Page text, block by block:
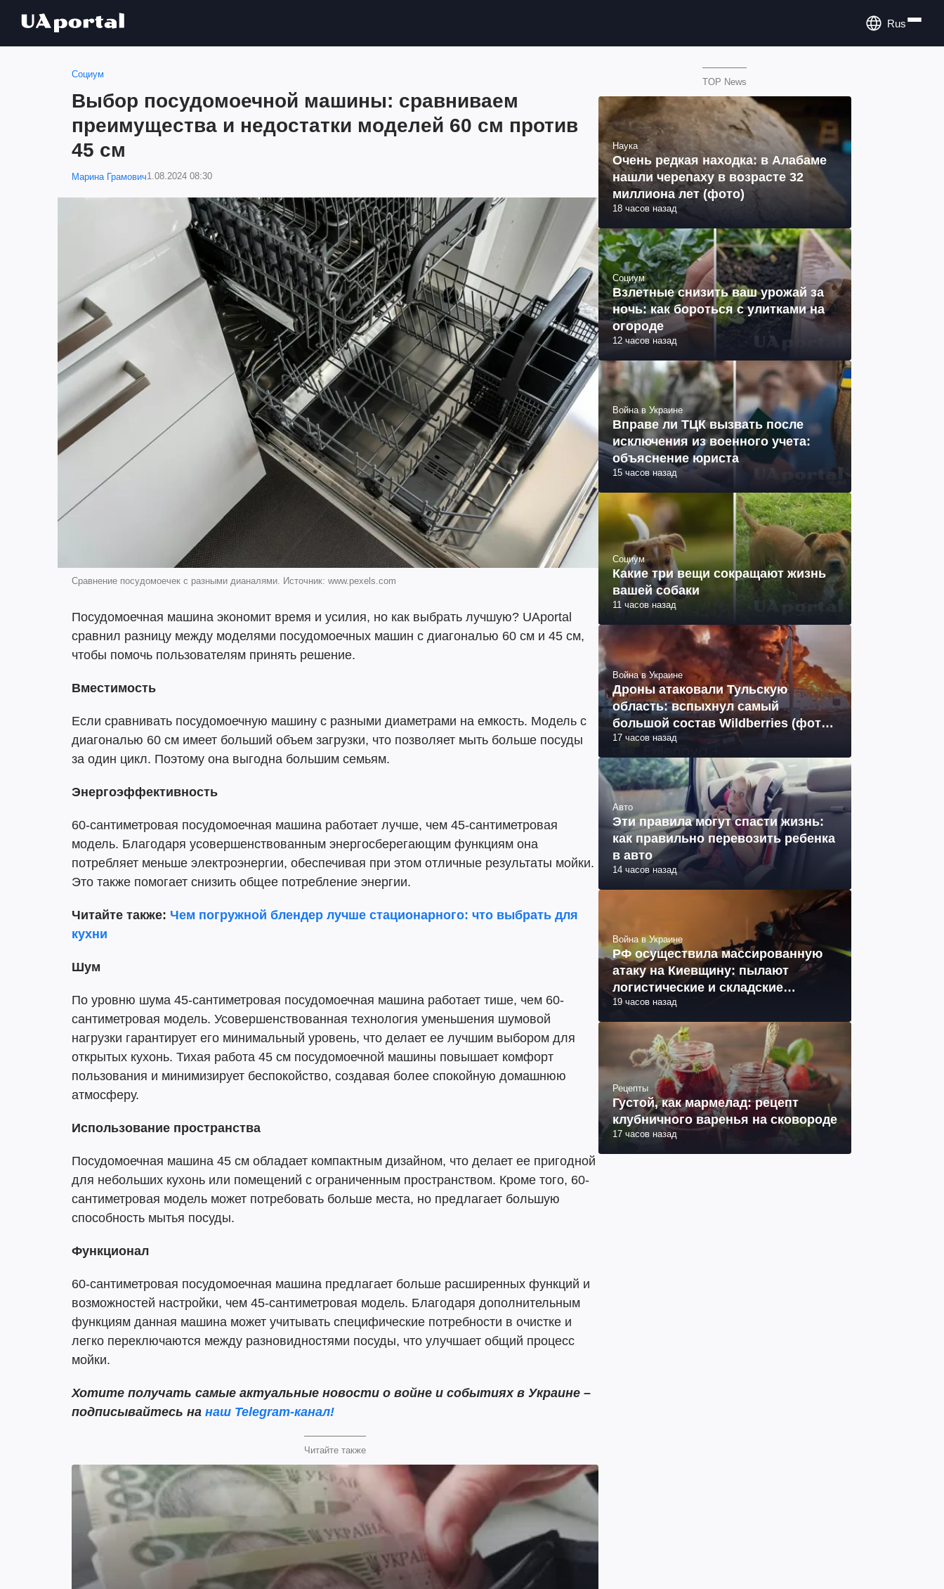
Rus
Социум
Выбор посудомоечной машины: сравниваем
преимущества и недостатки моделей 60 см против
45 см
Марина Грамович1.08.2024 08:30
Сравнение посудомоечек с разными дианалями. Источник: www.pexels.com
Посудомоечная машина экономит время и усилия, но как выбрать лучшую? UAportal
сравнил разницу между моделями посудомоечных машин с диагональю 60 см и 45 см,
чтобы помочь пользователям принять решение.
Вместимость
Если сравнивать посудомоечную машину с разными диаметрами на емкость. Модель с
диагональю 60 см имеет больший объем загрузки, что позволяет мыть больше посуды
за один цикл. Поэтому она выгодна большим семьям.
Энергоэффективность
60-сантиметровая посудомоечная машина работает лучше, чем 45-сантиметровая
модель. Благодаря усовершенствованным энергосберегающим функциям она
потребляет меньше электроэнергии, обеспечивая при этом отличные результаты мойки.
Это также помогает снизить общее потребление энергии.
Читайте также: Чем погружной блендер лучше стационарного: что выбрать для
кухни
Шум
По уровню шума 45-сантиметровая посудомоечная машина работает тише, чем 60-
сантиметровая модель. Усовершенствованная технология уменьшения шумовой
нагрузки гарантирует его минимальный уровень, что делает ее лучшим выбором для
открытых кухонь. Тихая работа 45 см посудомоечной машины повышает комфорт
пользования и минимизирует беспокойство, создавая более спокойную домашнюю
атмосферу.
Использование пространства
Посудомоечная машина 45 см обладает компактным дизайном, что делает ее пригодной
для небольших кухонь или помещений с ограниченным пространством. Кроме того, 60-
сантиметровая модель может потребовать больше места, но предлагает большую
способность мытья посуды.
Функционал
60-сантиметровая посудомоечная машина предлагает больше расширенных функций и
возможностей настройки, чем 45-сантиметровая модель. Благодаря дополнительным
функциям данная машина может учитывать специфические потребности в очистке и
легко переключаются между разновидностями посуды, что улучшает общий процесс
мойки.
Хотите получать самые актуальные новости о войне и событиях в Украине –
подписывайтесь на наш Telegram-канал!
Читайте также
TOP News
Наука
Очень редкая находка: в Алабаме
нашли черепаху в возрасте 32
миллиона лет (фото)
18 часов назад
Социум
Взлетные снизить ваш урожай за
ночь: как бороться с улитками на
огороде
12 часов назад
Война в Украине
Вправе ли ТЦК вызвать после
исключения из военного учета:
объяснение юриста
15 часов назад
Социум
Какие три вещи сокращают жизнь
вашей собаки
11 часов назад
Война в Украине
Дроны атаковали Тульскую
область: вспыхнул самый
большой состав Wildberries (фото,
видео)
17 часов назад
Авто
Эти правила могут спасти жизнь:
как правильно перевозить ребенка
в авто
14 часов назад
Война в Украине
РФ осуществила массированную
атаку на Киевщину: пылают
логистические и складские
комплексы, 14 погибших, 27
раненых (фото, видео)
19 часов назад
Рецепты
Густой, как мармелад: рецепт
клубничного варенья на сковороде
17 часов назад